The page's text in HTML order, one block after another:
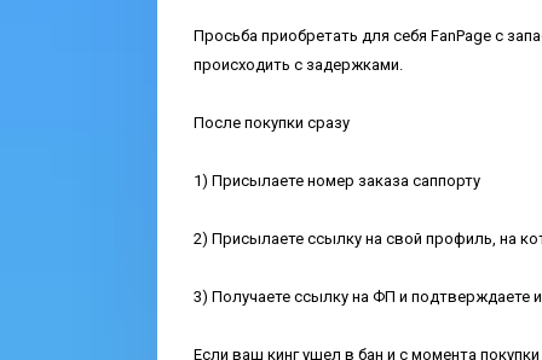
Просьба приобретать для себя FanPage с
происходить с задержками.
После покупки сразу
1) Присылаете номер заказа саппорту
2) Присылаете ссылку на свой профиль, на
3) Получаете ссылку на ФП и подтверждаете
Если ваш кинг ушел в бан и с момента